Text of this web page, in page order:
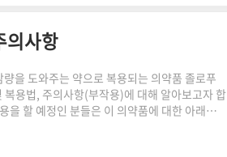
의사항
을 도와주는 약으로 복용되는 의약품 졸로푸
용법, 주의사항(부작용)에 대해 알아보고자 합
할 예정인 분들은 이 의약품에 대한 아래의
탕으로 객관적인 내용만을 기술하는 점을 참